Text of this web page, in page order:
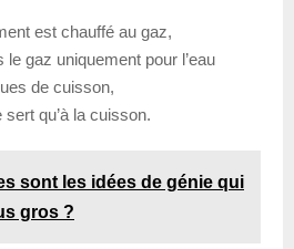
est chauffé au gaz,
le gaz uniquement pour l’eau
de cuisson,
qu’à la cuisson.
sont les idées de génie qui
gros ?